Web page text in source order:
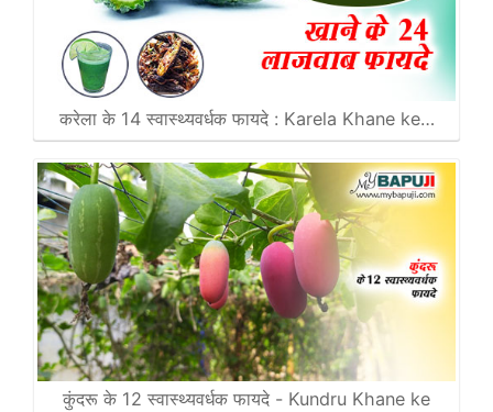
करेला के 14 स्वास्थ्यवर्धक फायदे : Karela Khane ke…
कुंदरू के 12 स्वास्थ्यवर्धक फायदे - Kundru Khane ke